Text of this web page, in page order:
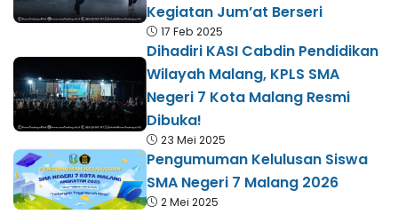
Kegiatan Jum’at Berseri
17 Feb 2025
Dihadiri KASI Cabdin Pendidikan
Wilayah Malang, KPLS SMA
Negeri 7 Kota Malang Resmi
Dibuka!
23 Mei 2025
Pengumuman Kelulusan Siswa
SMA Negeri 7 Malang 2026
2 Mei 2025